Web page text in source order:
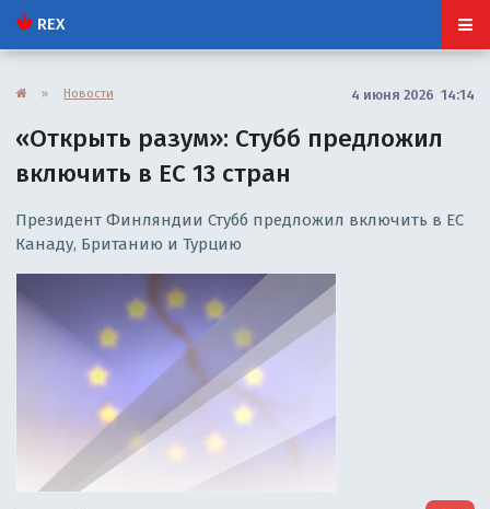
REX
» Новости 4 июня 2026 14:14
«Открыть разум»: Стубб предложил
включить в ЕС 13 стран
Президент Финляндии Стубб предложил включить в ЕС
Канаду, Британию и Турцию